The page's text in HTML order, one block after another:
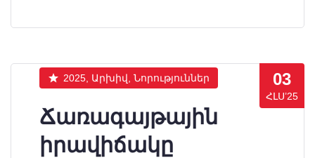
03
ՀԼՍ’25
2025, Արխիվ, Նորություններ
Ճառագայթային
իրավիճակը